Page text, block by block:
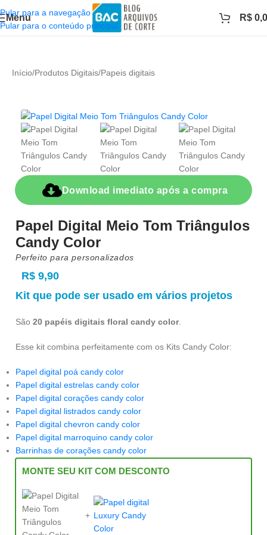
Pular para a navegação
Pular para o conteúdo principal
Menu R$
Início/Produtos Digitais/Papeis digitais
Download imediato após a compra
Papel Digital Meio Tom Triângulos
Candy Color
Perfeito para personalizados
R$ 9,90
Kit que pode ser usado em vários projetos
São 20 papéis digitais floral candy color.
Esse kit combina perfeitamente com os Kits Candy Color:
Papel digital poá candy color
Papel digital estrelas candy color
Papel digital corações candy color
Papel digital listrados candy color
Papel digital chevron candy color
Papel digital marroquino candy color
Barrinhas de corações candy color
MONTE SEU KIT COM DESCONTO